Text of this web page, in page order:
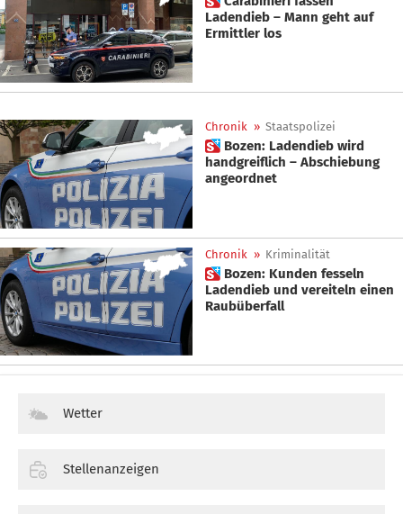
Ladendieb – Mann geht auf
Ermittler los
Chronik » Staatspolizei
 Bozen: Ladendieb wird
handgreiflich – Abschiebung
angeordnet
Chronik » Kriminalität
 Bozen: Kunden fesseln
Ladendieb und vereiteln einen
Raubüberfall
Wetter
Stellenanzeigen